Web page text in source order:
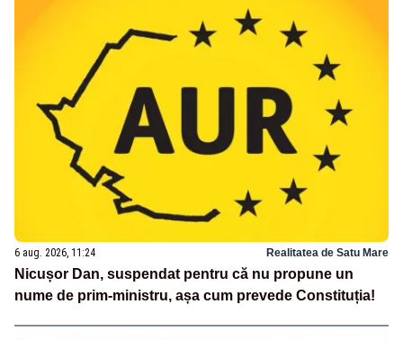
6 aug. 2026, 11:24 Realitatea de Satu Mare
Nicușor Dan, suspendat pentru că nu propune un
nume de prim-ministru, așa cum prevede Constituția!